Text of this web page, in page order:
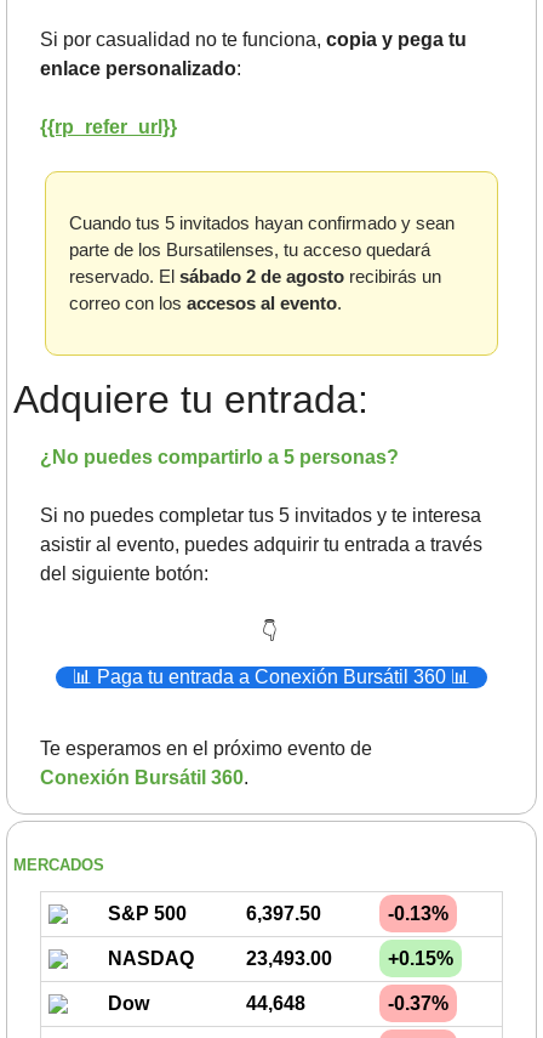
Si por casualidad no te funciona, copia y pega tu
enlace personalizado:
{{rp_refer_url}}
Cuando tus 5 invitados hayan confirmado y sean
parte de los Bursatilenses, tu acceso quedará
reservado. El sábado 2 de agosto recibirás un
correo con los accesos al evento.
Adquiere tu entrada:
¿No puedes compartirlo a 5 personas?
Si no puedes completar tus 5 invitados y te interesa
asistir al evento, puedes adquirir tu entrada a través
del siguiente botón:
👇
📊 Paga tu entrada a Conexión Bursátil 360 📊
Conexión Bursátil 360.
MERCADOS
S&P 500 6,397.50 -0.13%
NASDAQ 23,493.00 +0.15%
Dow 44,648 -0.37%